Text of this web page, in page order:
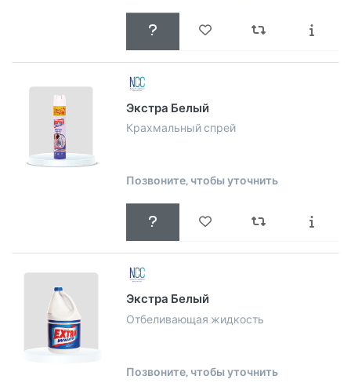
Экстра Белый
Крахмальный спрей
Позвоните, чтобы уточнить
Экстра Белый
Отбеливающая жидкость
Позвоните, чтобы уточнить